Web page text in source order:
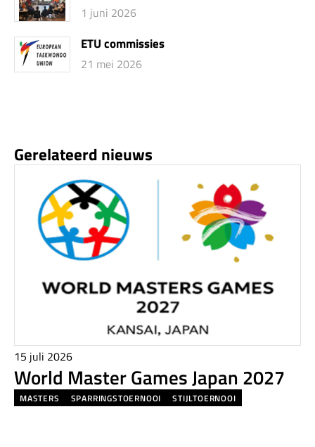
1 juni 2026
ETU commissies
21 mei 2026
Gerelateerd nieuws
15 juli 2026
World Master Games Japan 2027
MASTERS SPARRINGSTOERNOOI STIJLTOERNOOI